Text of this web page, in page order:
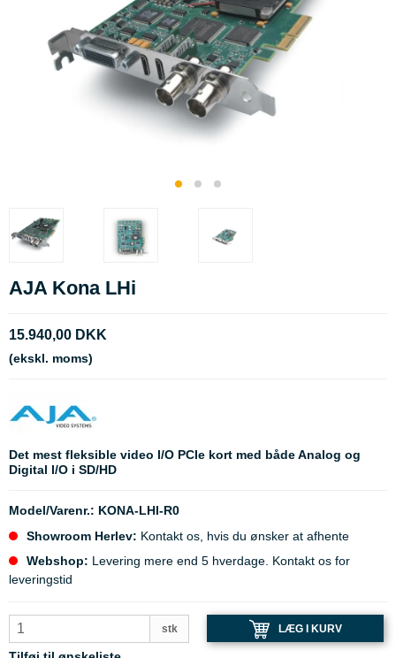
AJA Kona LHi
15.940,00 DKK
(ekskl. moms)
Det mest fleksible video I/O PCIe kort med både Analog og
Digital I/O i SD/HD
Model/Varenr.: KONA-LHI-R0
Showroom Herlev: Kontakt os, hvis du ønsker at afhente
Webshop: Levering mere end 5 hverdage. Kontakt os for
leveringstid
stk LÆG I KURV